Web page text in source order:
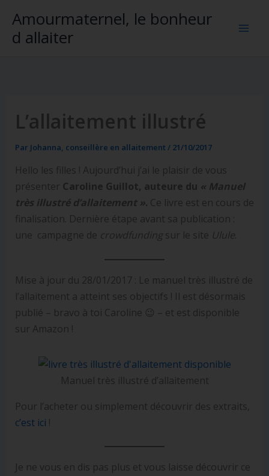
contenu
Amourmaternel, le bonheur
d allaiter
L’allaitement illustré
Par Johanna, conseillère en allaitement/ 21/10/2017
Hello les filles ! Aujourd’hui j’ai le plaisir de vous
présenter Caroline Guillot, auteure du « Manuel
très illustré d’allaitement ». Ce livre est en cours de
finalisation. Dernière étape avant sa publication :
une campagne de crowdfunding sur le site Ulule.
Mise à jour du 28/01/2017 : Le manuel très illustré de
l’allaitement a atteint ses objectifs ! Il est désormais
publié – bravo à toi Caroline 😉 – et est disponible
sur Amazon !
Manuel très illustré d’allaitement
Pour l’acheter ou simplement découvrir des extraits,
c’est ici !
Je ne vous en dis pas plus et vous laisse découvrir ce